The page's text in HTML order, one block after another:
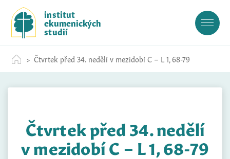
c
institut
ekumenických
studií
Čtvrtek před 34. nedělí v mezidobí C – L 1, 68-79
Čtvrtek před 34. nedělí
v mezidobí C – L 1, 68-79